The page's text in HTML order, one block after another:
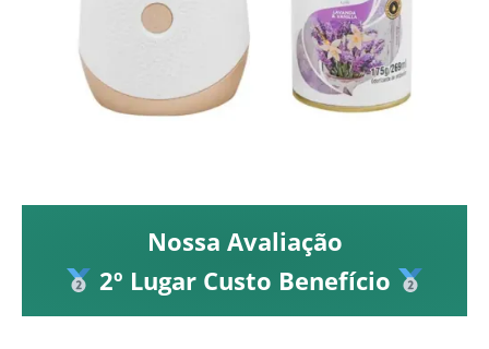
Nossa Avaliação
2º Lugar Custo Benefício